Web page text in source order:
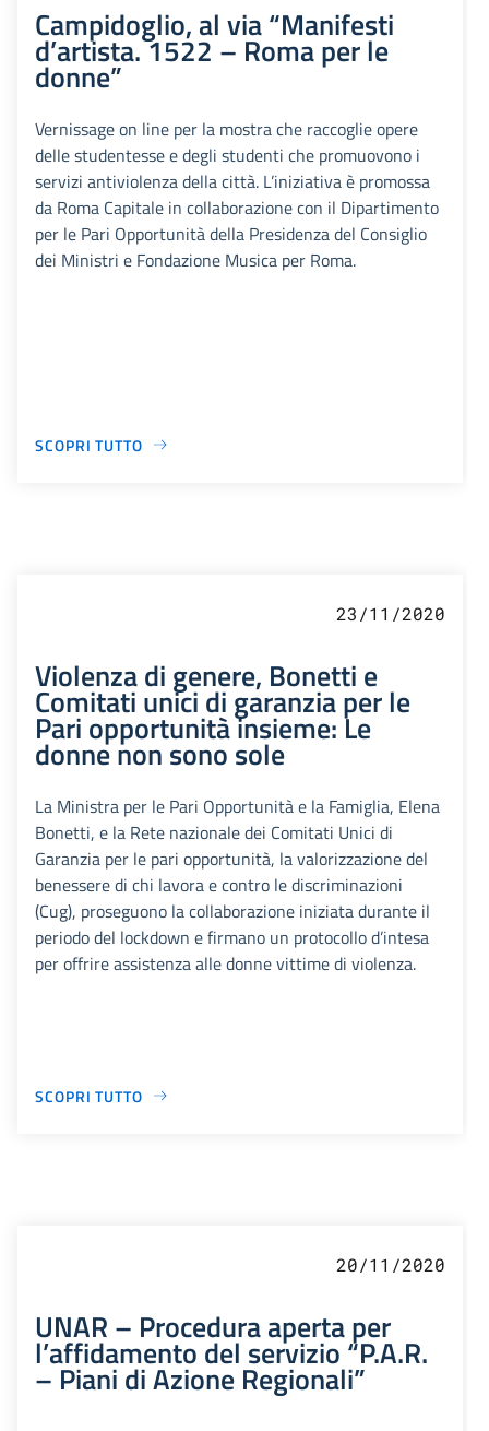
Campidoglio, al via “Manifesti
d’artista. 1522 – Roma per le
donne”
Vernissage on line per la mostra che raccoglie opere
delle studentesse e degli studenti che promuovono i
servizi antiviolenza della città. L’iniziativa è promossa
da Roma Capitale in collaborazione con il Dipartimento
per le Pari Opportunità della Presidenza del Consiglio
dei Ministri e Fondazione Musica per Roma.
SCOPRI TUTTO
23/11/2020
Violenza di genere, Bonetti e
Comitati unici di garanzia per le
Pari opportunità insieme: Le
donne non sono sole
La Ministra per le Pari Opportunità e la Famiglia, Elena
Bonetti, e la Rete nazionale dei Comitati Unici di
Garanzia per le pari opportunità, la valorizzazione del
benessere di chi lavora e contro le discriminazioni
(Cug), proseguono la collaborazione iniziata durante il
periodo del lockdown e firmano un protocollo d’intesa
per offrire assistenza alle donne vittime di violenza.
SCOPRI TUTTO
20/11/2020
UNAR – Procedura aperta per
l’affidamento del servizio “P.A.R.
– Piani di Azione Regionali”